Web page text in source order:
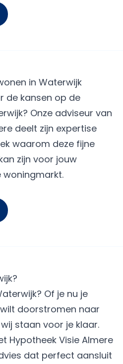
in Waterwijk
de kansen op de
Onze adviseur van
deelt zijn expertise
waarom deze fijne
zijn voor jouw
Of je nu je
doorstromen naar
staan voor je klaar.
Hypotheek Visie Almere
dat perfect aansluit